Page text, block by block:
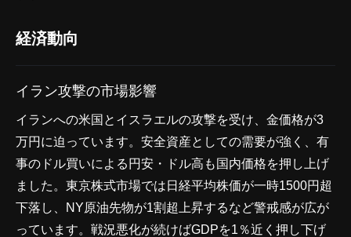
経済動向
イラン攻撃の市場影響
イランへの米国とイスラエルの攻撃を受け、金価格が3
万円に迫っています。安全資産としての需要が強く、有
事のドル買いによる円安・ドル高も国内価格を押し上げ
ました。東京株式市場では日経平均株価が一時1500円超
下落し、NY原油先物が1割超上昇するなど警戒感が広が
っています。戦況悪化が続けばGDPを1％近く押し下げ